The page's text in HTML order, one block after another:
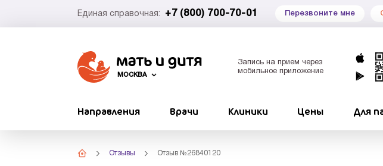
Единая справочная: +7 (800) 700-70-01 Перезвоните мне
МОСКВА
Запись на прием через
мобильное приложение
Направления Врачи Клиники Цены Для
Отзывы Отзыв №26840120